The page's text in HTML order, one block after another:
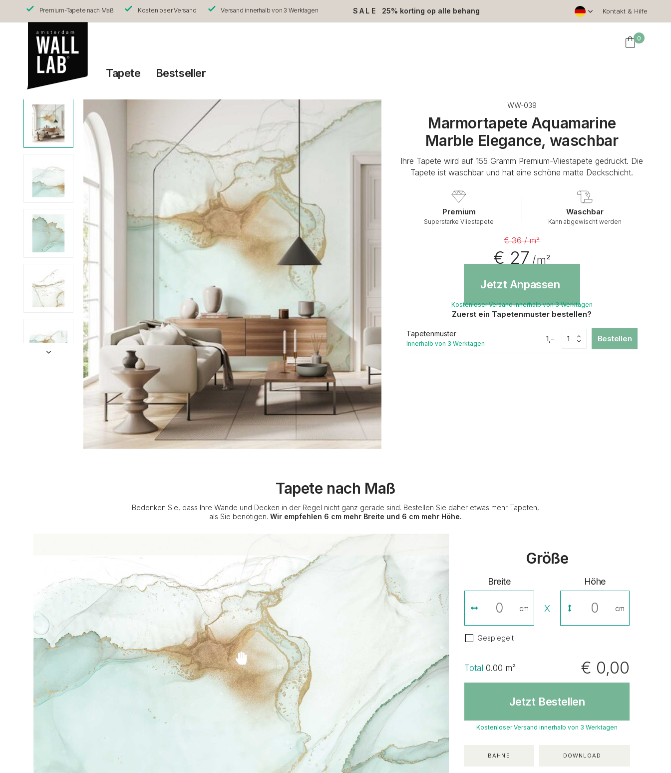
Premium-Tapete nach Maß Kostenloser Versand Versand innerhalb von 3 Werktagen SALE 25% korting op alle behang Kontakt & Hilfe
0
Tapete Bestseller
WW-039
Marmortapete Aquamarine
Marble Elegance, waschbar
Ihre Tapete wird auf 155 Gramm Premium-Vliestapete gedruckt. Die
Tapete ist waschbar und hat eine schöne matte Deckschicht.
Premium
Superstarke Vliestapete
Waschbar
Kann abgewischt werden
€ 36 / m²
€ 27/ m²
Jetzt Anpassen
Kostenloser Versand innerhalb von 3 Werktagen
Zuerst ein Tapetenmuster bestellen?
Tapetenmuster
Innerhalb von 3 Werktagen
1,- Bestellen
Tapete nach Maß
Bedenken Sie, dass Ihre Wände und Decken in der Regel nicht ganz gerade sind. Bestellen Sie daher etwas mehr Tapeten,
als Sie benötigen. Wir empfehlen 6 cm mehr Breite und 6 cm mehr Höhe.
Größe
Breite
cm X
Höhe
cm
Gespiegelt
Total 0.00 m² € 0,00
Jetzt Bestellen
Kostenloser Versand innerhalb von 3 Werktagen
BAHNE DOWNLOAD